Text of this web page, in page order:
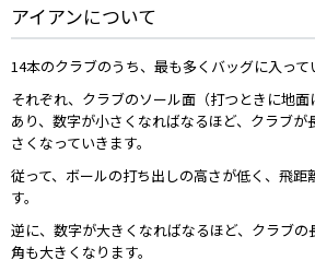
アイアンについて
14本のクラブのうち、最も多くバッグに入って
それぞれ、クラブのソール面（打つときに地
あり、数字が小さくなればなるほど、クラブが
さくなっていきます。
従って、ボールの打ち出しの高さが低く、飛距
す。
逆に、数字が大きくなればなるほど、クラブの
角も大きくなります。